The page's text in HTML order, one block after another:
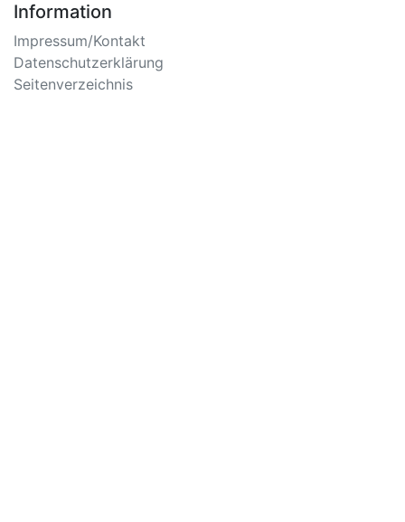
Information
Impressum/Kontakt
Datenschutzerklärung
Seitenverzeichnis